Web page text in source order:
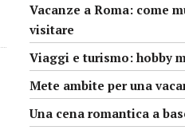
Vacanze a Roma: come
visitare
Viaggi e turismo: hobby
Mete ambite per una
Una cena romantica a